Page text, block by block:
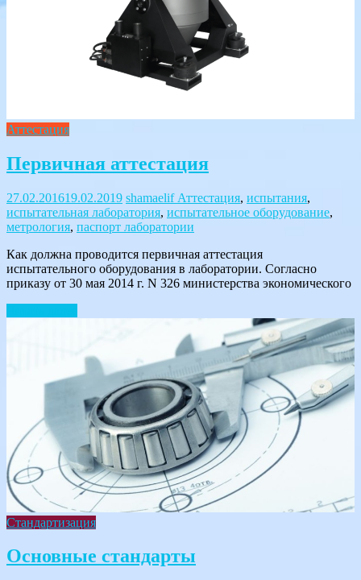
Аттестация
Первичная аттестация
27.02.201619.02.2019 shamaelif Аттестация, испытания,
испытательная лаборатория, испытательное оборудование,
метрология, паспорт лаборатории
Как должна проводится первичная аттестация
испытательного оборудования в лаборатории. Согласно
приказу от 30 мая 2014 г. N 326 министерства экономического
Стандартизация
Основные стандарты